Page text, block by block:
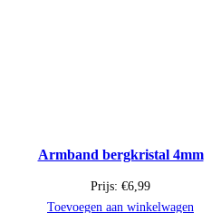
Armband bergkristal 4mm
Prijs: €6,99
Toevoegen aan winkelwagen